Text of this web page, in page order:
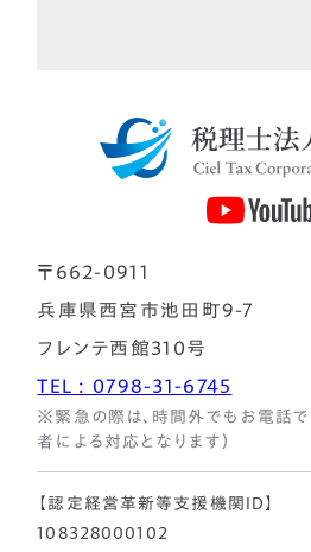
〒662-0911
兵庫県西宮市池田町9-7
フレンテ西館310号
TEL : 0798-31-6745
※緊急の際は、時間外でもお電話で
者による対応となります）
【認定経営革新等支援機関ID】
108328000102